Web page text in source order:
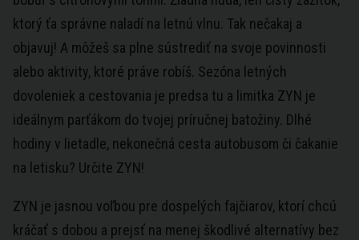
ktorý ťa správne naladí na letnú vlnu. Tak nečakaj a
objavuj! A môžeš sa plne sústrediť na svoje povinnosti
alebo aktivity, ktoré práve robíš. Sezóna letných
dovoleniek a cestovania je predsa tu a limitka ZYN je
ideálnym parťákom do tvojej príručnej batožiny. Dlhé
hodiny v lietadle, nekonečná cesta autobusom či čakanie
na letisku? Určite ZYN!
ZYN je jasnou voľbou pre dospelých fajčiarov, ktorí chcú
kráčať s dobou a prejsť na menej škodlivé alternatívy bez